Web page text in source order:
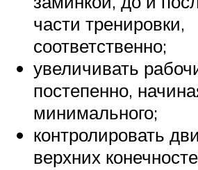
части тренировки,
соответственно;
увеличивать
постепенно,
минимального;
контролировать
верхних